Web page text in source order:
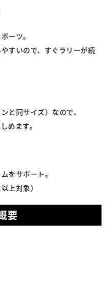
ーツ。
すいので、すぐラリーが続
と同サイズ）なので、
めます。
をサポート。
上対象）
要